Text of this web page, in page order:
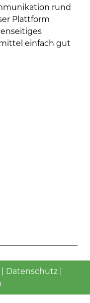
rund
Plattform
einfach gut
Datenschutz|